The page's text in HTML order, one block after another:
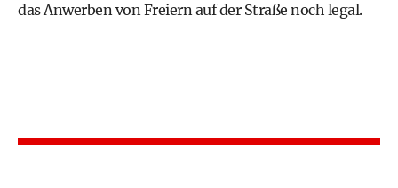
das Anwerben von Freiern auf der Straße noch legal.